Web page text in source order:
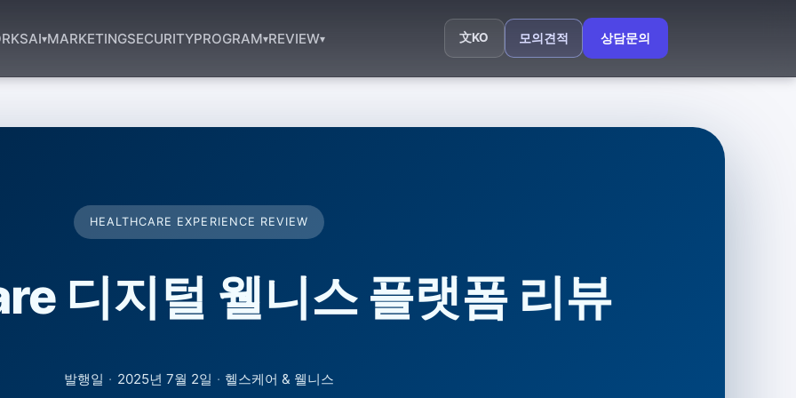
AI▾MARKETINGSECURITYPROGRAM▾REVIEW▾ 文KO 모의견적 상담문의
HEALTHCARE EXPERIENCE REVIEW
디지털 웰니스 플랫폼 리뷰
발행일 · 2025년 7월 2일 · 헬스케어 & 웰니스